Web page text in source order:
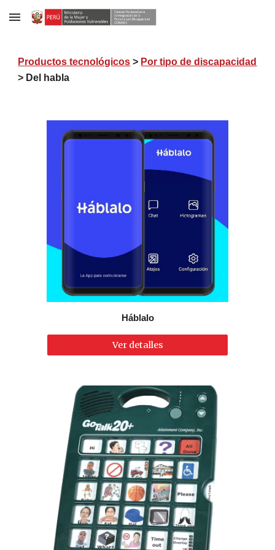
Skip to main content
Productos tecnológicos > Por tipo de discapacidad
> Del habla
Háblalo
Ver detalles